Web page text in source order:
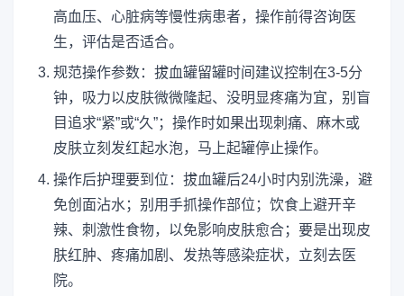
高血压、心脏病等慢性病患者，操作前得咨询医
生，评估是否适合。
规范操作参数：拔血罐留罐时间建议控制在3-5分
钟，吸力以皮肤微微隆起、没明显疼痛为宜，别盲
目追求“紧”或“久”；操作时如果出现刺痛、麻木或
皮肤立刻发红起水泡，马上起罐停止操作。
操作后护理要到位：拔血罐后24小时内别洗澡，避
免创面沾水；别用手抓操作部位；饮食上避开辛
辣、刺激性食物，以免影响皮肤愈合；要是出现皮
肤红肿、疼痛加剧、发热等感染症状，立刻去医
院。